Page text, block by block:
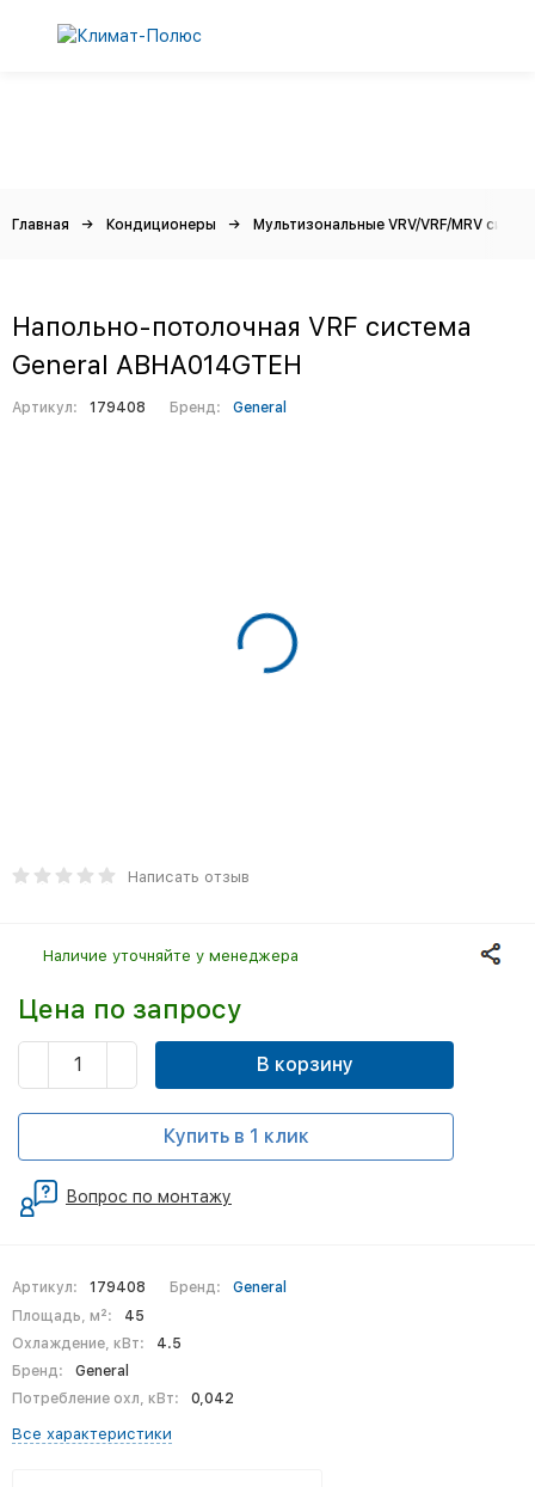
Главная Кондиционеры Мультизональные VRV/VRF/MRV
Напольно-потолочная VRF система
General ABHA014GTEH
Артикул: 179408 Бренд: General
Написать отзыв
Артикул: 179408 Бренд:
General
Площадь, м²:
45
Охлаждение, кВт:
4.5
Бренд:
General
Потребление охл, кВт:
0,042
Все характеристики
Наличие уточняйте у менеджера
Цена по запросу
В корзину
Купить в 1 клик
Вопрос по монтажу